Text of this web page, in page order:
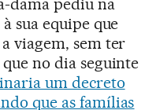
sua equipe que
viagem, sem ter
no dia seguinte
um decreto
que as famílias